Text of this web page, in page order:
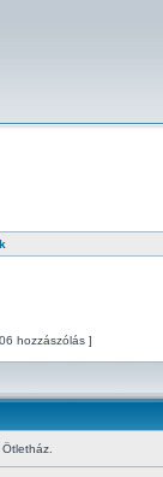
hozzászólás ]